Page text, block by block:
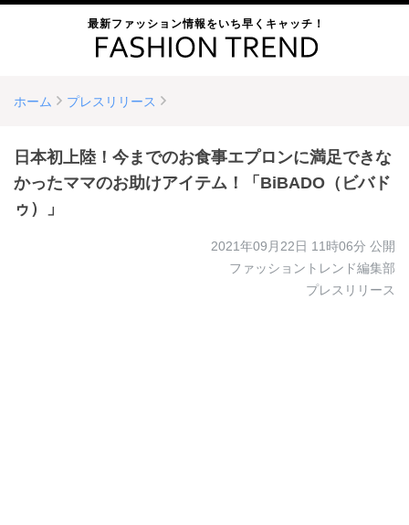
最新ファッション情報をいち早くキャッチ！
ホーム プレスリリース
日本初上陸！今までのお食事エプロンに満足できな
かったママのお助けアイテム！「BiBADO（ビバド
ゥ）」
2021年09月22日 11時06分 公開
ファッショントレンド編集部
プレスリリース